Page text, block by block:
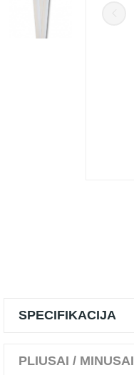
SPECIFIKACIJA
PLIUSAI / MINUSAI